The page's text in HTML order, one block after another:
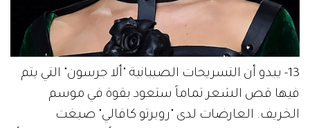
13- يبدو أن التسريحات الصبيانية "ألا جرسون" التي يتم
فيها قص الشعر تماماً ستعود بقوة في موسم
الخريف. العارضات لدى "روبرتو كافالي" صبغت